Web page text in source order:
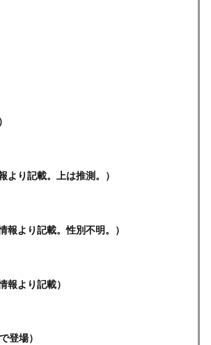
より記載。上は推測。）
報より記載。性別不明。）
報より記載）
登場）